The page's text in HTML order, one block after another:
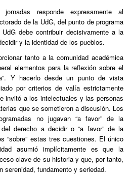
responde expresamente al
de la UdG, del punto de programa
debe contribuir decisivamente a la
y la identidad de los pueblos.
tanto a la comunidad académica
elementos para la reflexión sobre el
Y hacerlo desde un punto de vista
por criterios de valía estrictamente
invitó a los intelectuales y las personas
que se sometieron a discusión. Los
no jugavan “a favor” de la
del derecho a decidir o “a favor” de la
“sobre” estas tres cuestiones. El único
asumió implícitamente es que la
clave de su historia y que, por tanto,
serenidad, fundamento y seriedad.